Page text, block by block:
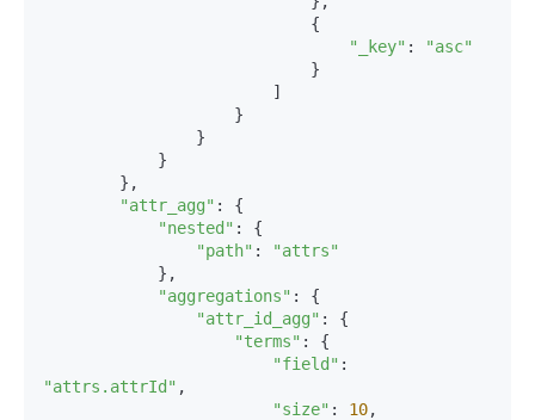
"_key" :
"asc"
"attr_agg" : {
"nested" : {
"path" :
"attrs"
"aggregations" : {
"attr_id_agg" : {
"terms" : {
"field"
"attrs.attrId" ,
"size" : 10,